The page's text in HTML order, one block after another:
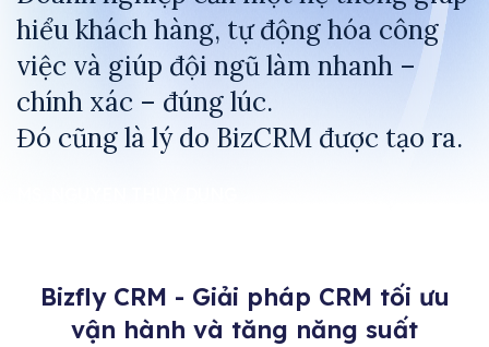
hiểu khách hàng, tự động hóa công
việc và giúp đội ngũ làm nhanh –
chính xác – đúng lúc.
Đó cũng là lý do BizCRM được tạo ra.
Bizfly CRM - Giải pháp CRM tối ưu
vận hành và tăng năng suất